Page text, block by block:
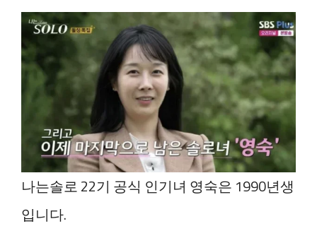
나는솔로 22기 공식 인기녀 영숙은 1990년생
입니다.